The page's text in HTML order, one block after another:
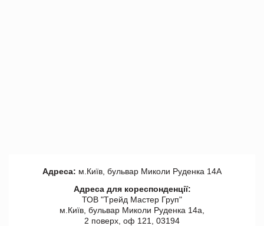
Адреса: м.Київ, бульвар Миколи Руденка 14А
Адреса для кореспонденції:
ТОВ "Tрейд Мастер Груп"
м.Київ, бульвар Миколи Руденка 14а,
2 поверх, оф 121, 03194